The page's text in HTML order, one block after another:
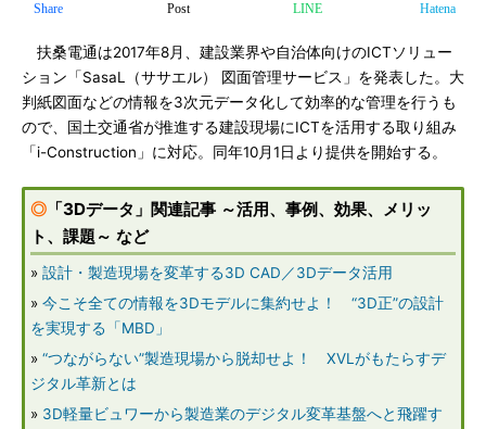
Share Post LINE Hatena
扶桑電通は2017年8月、建設業界や自治体向けのICTソリュー
ション「SasaL（ササエル） 図面管理サービス」を発表した。大
判紙図面などの情報を3次元データ化して効率的な管理を行うも
ので、国土交通省が推進する建設現場にICTを活用する取り組み
「i-Construction」に対応。同年10月1日より提供を開始する。
◎ 「3Dデータ」関連記事 ～活用、事例、効果、メリッ
ト、課題～ など
» 設計・製造現場を変革する3D CAD／3Dデータ活用
» 今こそ全ての情報を3Dモデルに集約せよ！ “3D正”の設計
を実現する「MBD」
» “つながらない”製造現場から脱却せよ！ XVLがもたらすデ
ジタル革新とは
» 3D軽量ビュワーから製造業のデジタル変革基盤へと飛躍す